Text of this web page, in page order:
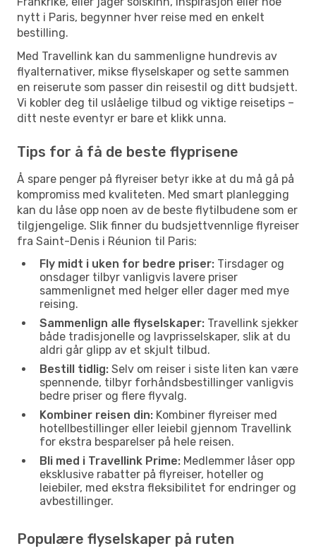
nytt i Paris, begynner hver reise med en enkelt
bestilling.
Med Travellink kan du sammenligne hundrevis av
flyalternativer, mikse flyselskaper og sette sammen
en reiserute som passer din reisestil og ditt budsjett.
Vi kobler deg til uslåelige tilbud og viktige reisetips –
ditt neste eventyr er bare et klikk unna.
Tips for å få de beste flyprisene
Å spare penger på flyreiser betyr ikke at du må gå på
kompromiss med kvaliteten. Med smart planlegging
kan du låse opp noen av de beste flytilbudene som er
tilgjengelige. Slik finner du budsjettvennlige flyreiser
fra Saint-Denis i Réunion til Paris:
Fly midt i uken for bedre priser: Tirsdager og
onsdager tilbyr vanligvis lavere priser
sammenlignet med helger eller dager med mye
reising.
Sammenlign alle flyselskaper: Travellink sjekker
både tradisjonelle og lavprisselskaper, slik at du
aldri går glipp av et skjult tilbud.
Bestill tidlig: Selv om reiser i siste liten kan være
spennende, tilbyr forhåndsbestillinger vanligvis
bedre priser og flere flyvalg.
Kombiner reisen din: Kombiner flyreiser med
hotellbestillinger eller leiebil gjennom Travellink
for ekstra besparelser på hele reisen.
Bli med i Travellink Prime: Medlemmer låser opp
eksklusive rabatter på flyreiser, hoteller og
leiebiler, med ekstra fleksibilitet for endringer og
avbestillinger.
Populære flyselskaper på ruten